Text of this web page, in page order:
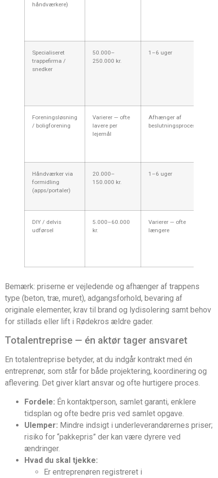
håndværkere)
Specialiseret
trappefirma /
snedker
50.000–
250.000 kr.
1–6 uger
Foreningsløsning
/ boligforening
Varierer — ofte
lavere per
lejemål
Afhænger af
beslutningsproces
Håndværker via
formidling
(apps/portaler)
20.000–
150.000 kr.
1–6 uger
DIY / delvis
udførsel
5.000–60.000
kr.
Varierer — ofte
længere
Bemærk: priserne er vejledende og afhænger af trappens
type (beton, træ, muret), adgangsforhold, bevaring af
originale elementer, krav til brand og lydisolering samt behov
for stillads eller lift i Rødekros ældre gader.
Totalentreprise — én aktør tager ansvaret
En totalentreprise betyder, at du indgår kontrakt med én
entreprenør, som står for både projektering, koordinering og
aflevering. Det giver klart ansvar og ofte hurtigere proces.
Fordele: Én kontaktperson, samlet garanti, enklere
tidsplan og ofte bedre pris ved samlet opgave.
Ulemper: Mindre indsigt i underleverandørernes priser;
risiko for “pakkepris” der kan være dyrere ved
ændringer.
Hvad du skal tjekke:
Er entreprenøren registreret i